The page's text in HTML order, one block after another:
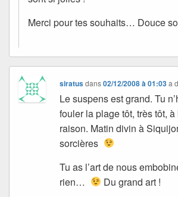
Merci pour tes souhaits… Douce
siratusdans02/12/2008 à 01:03 a
Le suspens est grand. Tu
fouler la plage tôt, très tôt, à
raison. Matin divin à
sorcières
Tu as l’art de nous
rien…
Du grand art !